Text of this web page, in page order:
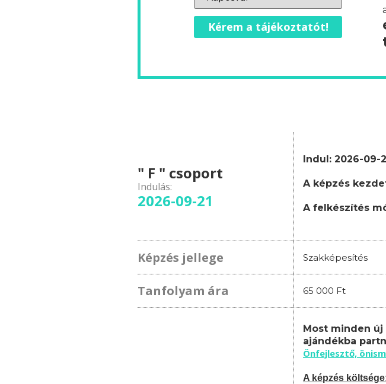
Kérem a tájékoztatót!
" F " csoport
Indulás:
2026-09-21
Indul: 2026-09-
A képzés
A felkészítés
Képzés jellege Szakképesítés
Tanfolyam ára 65 000 Ft
Most minden
ajándékba
Önfejlesztő,
A képzés